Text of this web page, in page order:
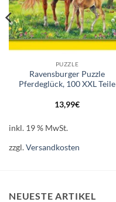
PUZZLE
Ravensburger Puzzle
Pferdeglück, 100 XXL Teile
13,99€
inkl. 19 % MwSt.
zzgl.Versandkosten
NEUESTE ARTIKEL